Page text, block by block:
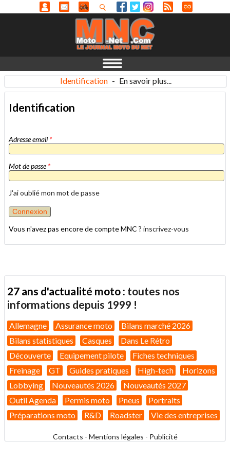
Identification - En savoir plus...
Identification
Adresse email *
Mot de passe*
J'ai oublié mon mot de passe
Vous n'avez pas encore de compte MNC ? inscrivez-vous
27 ans d'actualité moto : toutes nos
informations depuis 1999 !
Allemagne Assurance moto
Bilans marché 2026
Bilans statistiques
Casques
Dans Le Rétro
Découverte
Equipement pilote
Fiches techniques
Freinage
GT Guides pratiques High-tech
Horizons
Lobbying
Nouveautés 2026
Nouveautés 2027
Outil Agenda
Permis moto Pneus
Portraits
Préparations moto
R&D Roadster Vie des entreprises
Contacts - Mentions légales - Publicité